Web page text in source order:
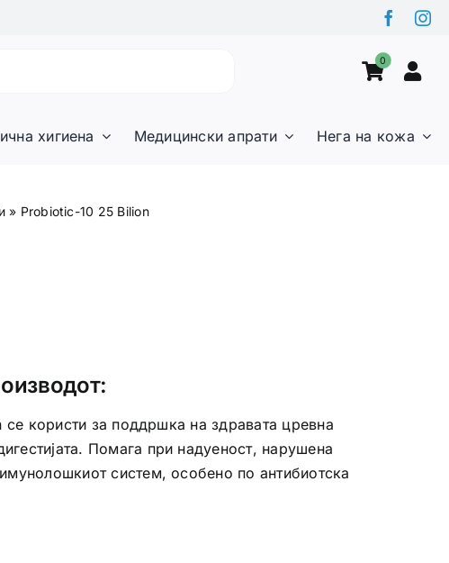
0
хигиена Медицински апрати Нега на кожа
» Probiotic-10 25 Bilion
користи за поддршка на здравата цревна
Помага при надуеност, нарушена
систем, особено по антибиотска